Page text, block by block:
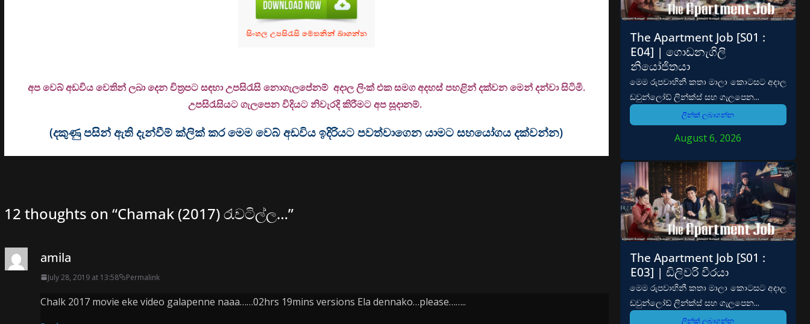
අප වෙබ් අඩවිය වෙතින් ලබා දෙන චිත්‍රපට සඳහා උපසිරැසි නොගැලපේනම් අදාල ලිංක් එක සමග අදහස් පහළින් දක්වන මෙන් දන්වා සිටිමි.
උපසිරැසියට ගැලපෙන විදියට නිවැරදි කිරීමට අප සූදානම්.
(දකුණු පසින් ඇති දැන්වීම් ක්ලික් කර මෙම වෙබ් අඩවිය ඉදිරියට පවත්වාගෙන යාමට සහයෝගය දක්වන්න)
12 thoughts on “Chamak (2017) රැවටිල්ල…”
amila
July 28, 2019 at 13:58 Permalink
Chalk 2017 movie eke video galapenne naaa……02hrs 19mins versions Ela dennako…please……..
The Apartment Job [S01 :
E04] | ගොඩනැගිලි
නියෝජිතයා
මෙම රුපවාහිනී කතා මාලා කොටසට අදාල
ඩවුන්ලෝඩ් ලින්ක්ස් සහ ගැලපෙන...
ලින්ක් ලබාගන්න
August 6, 2026
The Apartment Job [S01 :
E03] | ඩිලිවරි වීරයා
මෙම රුපවාහිනී කතා මාලා කොටසට අදාල
ඩවුන්ලෝඩ් ලින්ක්ස් සහ ගැලපෙන...
ලින්ක් ලබාගන්න